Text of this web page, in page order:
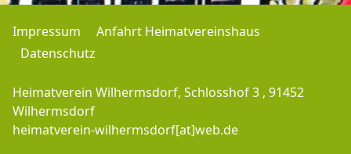
Impressum
Anfahrt Heimatvereinshaus
Datenschutz
Heimatverein Wilhermsdorf, Schlosshof 3 , 91452
Wilhermsdorf
heimatverein-wilhermsdorf[at]web.de